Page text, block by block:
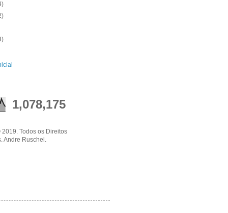
1,078,175
Todos os Direitos
Andre Ruschel.